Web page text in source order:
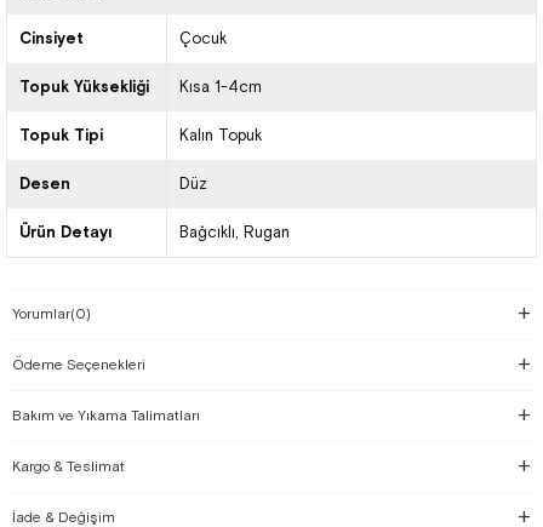
Cinsiyet Çocuk
Topuk Yüksekliği Kısa 1-4cm
Topuk Tipi Kalın Topuk
Desen Düz
Ürün Detayı Bağcıklı Rugan
Yorumlar(0)
Ödeme Seçenekleri
Bakım ve Yıkama Talimatları
Kargo & Teslimat
İade & Değişim